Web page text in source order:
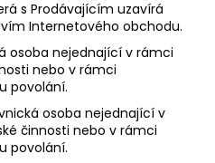
s Prodávajícím uzavírá
Internetového obchodu.
osoba nejednající v rámci
nebo v rámci
povolání.
osoba nejednající v
činnosti nebo v rámci
povolání.